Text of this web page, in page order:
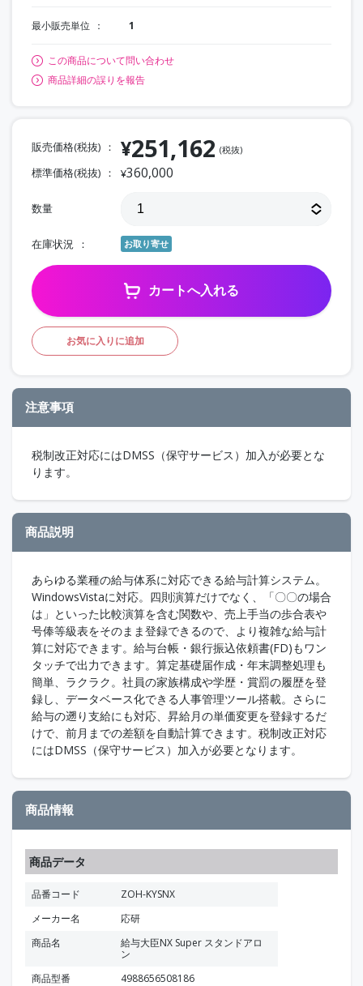
最小販売単位 1
この商品について問い合わせ
商品詳細の誤りを報告
販売価格(税抜) ¥251,162 (税抜)
標準価格(税抜) ¥360,000
数量
在庫状況 お取り寄せ
カートへ入れる
お気に入りに追加
注意事項
税制改正対応にはDMSS（保守サービス）加入が必要とな
ります。
商品説明
あらゆる業種の給与体系に対応できる給与計算システム。
WindowsVistaに対応。四則演算だけでなく、「〇〇の場合
は」といった比較演算を含む関数や、売上手当の歩合表や
号俸等級表をそのまま登録できるので、より複雑な給与計
算に対応できます。給与台帳・銀行振込依頼書(FD)もワン
タッチで出力できます。算定基礎届作成・年末調整処理も
簡単、ラクラク。社員の家族構成や学歴・賞罰の履歴を登
録し、データベース化できる人事管理ツール搭載。さらに
給与の遡り支給にも対応、昇給月の単価変更を登録するだ
けで、前月までの差額を自動計算できます。税制改正対応
にはDMSS（保守サービス）加入が必要となります。
商品情報
商品データ
品番コード
ZOH-KYSNX
メーカー名
応研
商品名
給与大臣NX Super スタンドアロ
ン
商品型番
4988656508186